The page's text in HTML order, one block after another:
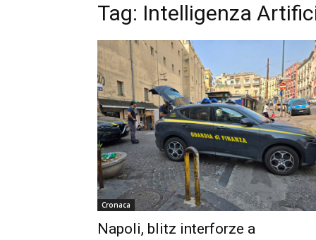
Tag: Intelligenza
Cronaca
Napoli, blitz interforze a